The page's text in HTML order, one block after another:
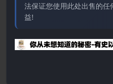
法保证您使用此处出售的
益!